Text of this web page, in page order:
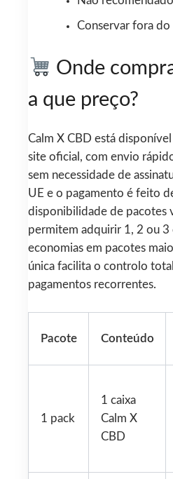
Conservar fora do
Onde
a que preço?
Calm X CBD está
site oficial, com envio
sem necessidade de
UE e o pagamento é feito
disponibilidade de pacotes
permitem adquirir 1, 2 ou 3
economias em pacotes
única facilita o controlo
pagamentos recorrentes.
Pacote Conteúdo
1 pack
1 caixa
Calm X
CBD